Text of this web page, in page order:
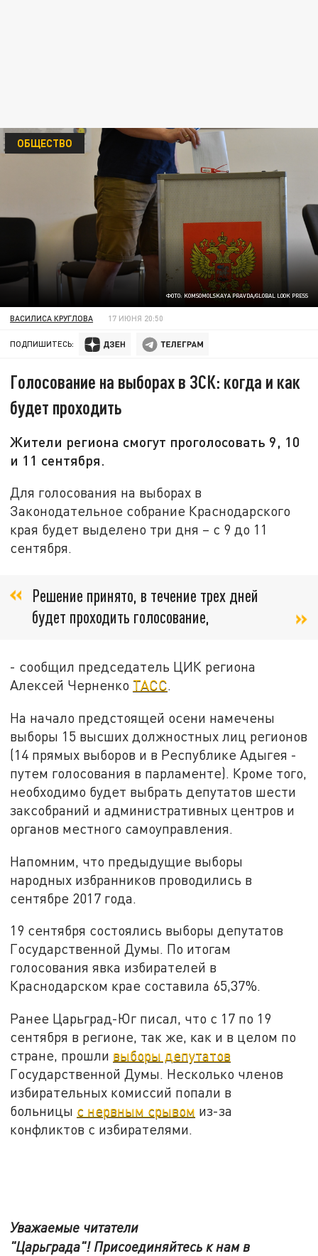
ФОТО: KOMSOMOLSKAYA PRAVDA/GLOBAL LOOK PRESS
ОБЩЕСТВО
ВАСИЛИСА КРУГЛОВА 17 ИЮНЯ 20:50
ПОДПИШИТЕСЬ:
Голосование на выборах в ЗСК: когда и как
будет проходить
Жители региона смогут проголосовать 9, 10
и 11 сентября.
Для голосования на выборах в
Законодательное собрание Краснодарского
края будет выделено три дня – с 9 до 11
сентября.
Решение принято, в течение трех дней
будет проходить голосование,
- сообщил председатель ЦИК региона
Алексей Черненко ТАСС.
На начало предстоящей осени намечены
выборы 15 высших должностных лиц регионов
(14 прямых выборов и в Республике Адыгея -
путем голосования в парламенте). Кроме того,
необходимо будет выбрать депутатов шести
заксобраний и административных центров и
органов местного самоуправления.
Напомним, что предыдущие выборы
народных избранников проводились в
сентябре 2017 года.
19 сентября состоялись выборы депутатов
Государственной Думы. По итогам
голосования явка избирателей в
Краснодарском крае составила 65,37%.
Ранее Царьград-Юг писал, что с 17 по 19
сентября в регионе, так же, как и в целом по
стране, прошли выборы депутатов
Государственной Думы. Несколько членов
избирательных комиссий попали в
больницы с нервным срывом из-за
конфликтов с избирателями.
Уважаемые читатели
"Царьграда"! Присоединяйтесь к нам в